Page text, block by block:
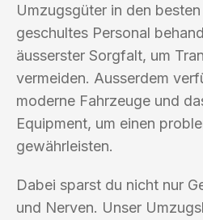
Umzugsgüter in den
geschultes Personal
äusserster Sorgfalt, um
vermeiden. Ausserdem
moderne Fahrzeuge und
Equipment, um einen
gewährleisten.
Dabei sparst du nicht nur
und Nerven. Unser